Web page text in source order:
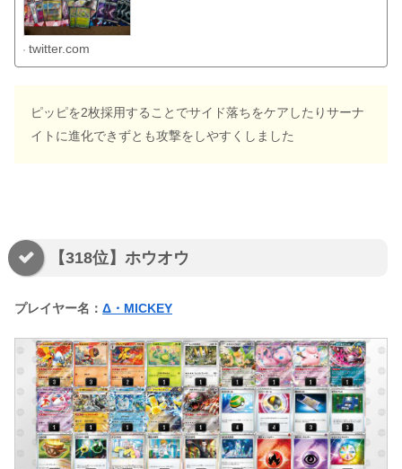
twitter.com
ピッピを2枚採用することでサイド落ちをケアしたりサーナ
イトに進化できずとも攻撃をしやすくしました
【318位】ホウオウ
プレイヤー名： Δ・MICKEY